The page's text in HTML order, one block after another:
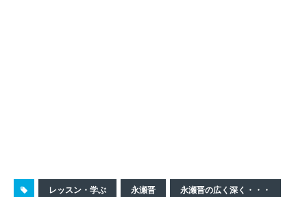
レッスン・学ぶ 永瀬晋 永瀬晋の広く深く・・・